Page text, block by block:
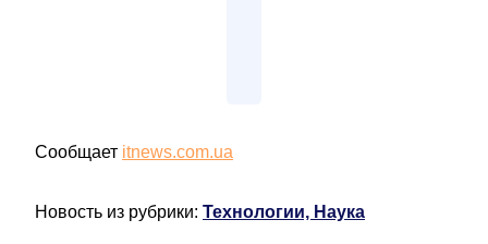
Сообщает itnews.com.ua
Новость из рубрики: Технологии, Наука